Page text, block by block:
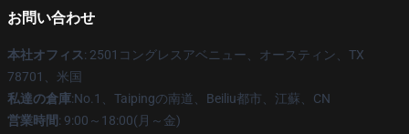
お問い合わせ
本社オフィス: 2501コングレスアベニュー、オースティン、TX
78701、米国
私達の倉庫:No.1、Taipingの南道、Beiliu都市、江蘇、CN
営業時間: 9:00～18:00(月～金)